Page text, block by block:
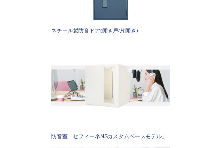
スチール製防音ドア(開き戸/片開き)
防音室「セフィーネNSカスタムベースモデル」